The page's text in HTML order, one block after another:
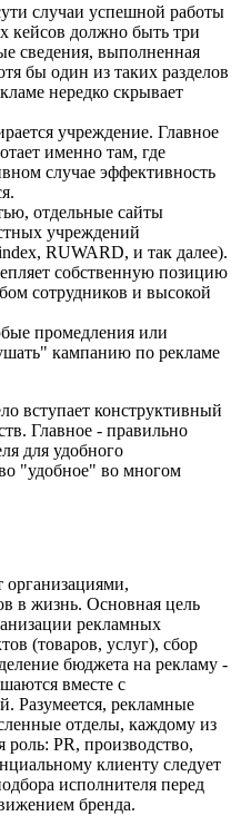
случаи успешной работы
кейсов должно быть три
сведения, выполненная
бы один из таких разделов
нередко скрывает
учреждение. Главное
именно там, где
случае эффективность
отдельные сайты
учреждений
RUWARD, и так далее).
собственную позицию
сотрудников и высокой
промедления или
кампанию по рекламе
вступает конструктивный
Главное - правильно
для удобного
"удобное" во многом
организациями,
в жизнь. Основная цель
рекламных
(товаров, услуг), сбор
бюджета на рекламу -
вместе с
Разумеется, рекламные
отделы, каждому из
роль: PR, производство,
клиенту следует
исполнителя перед
бренда.